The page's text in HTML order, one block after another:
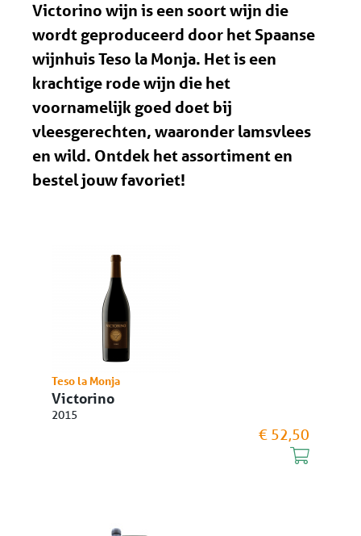
Victorino wijn is een soort wijn die
wordt geproduceerd door het Spaanse
wijnhuis Teso la Monja. Het is een
krachtige rode wijn die het
voornamelijk goed doet bij
vleesgerechten, waaronder lamsvlees
en wild. Ontdek het assortiment en
bestel jouw favoriet!
Teso la Monja
Victorino
2015
€ 52,50